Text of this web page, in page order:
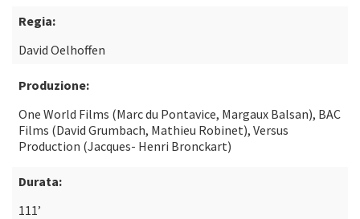
Regia:
David Oelhoffen
Produzione:
One World Films (Marc du Pontavice, Margaux Balsan), BAC
Films (David Grumbach, Mathieu Robinet), Versus
Production (Jacques- Henri Bronckart)
Durata:
111’